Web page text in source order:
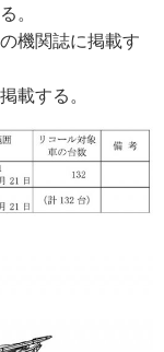
。
機関誌に掲載す
載する。